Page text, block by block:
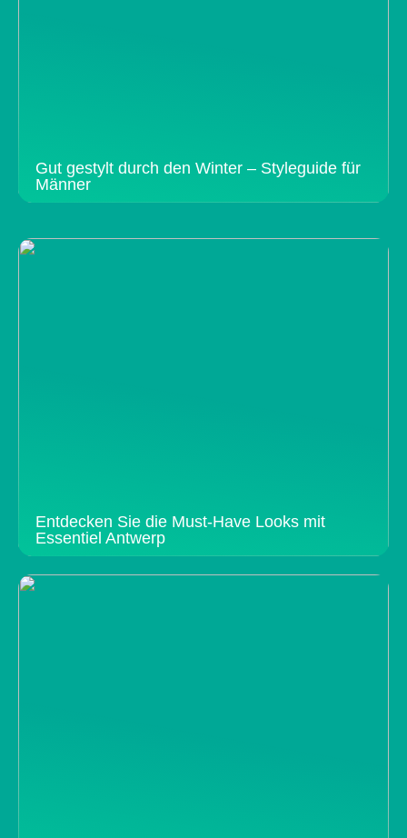
Gut gestylt durch den Winter – Styleguide für
Männer
Entdecken Sie die Must-Have Looks mit
Essentiel Antwerp